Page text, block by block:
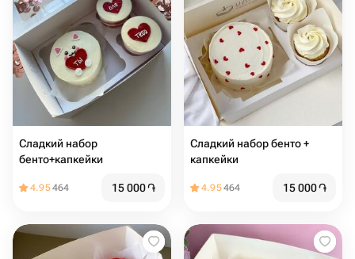
Сладкий набор
бенто+капкейки
4.95464 15 000֏
Сладкий набор бенто +
капкейки
4.95464 15 000֏